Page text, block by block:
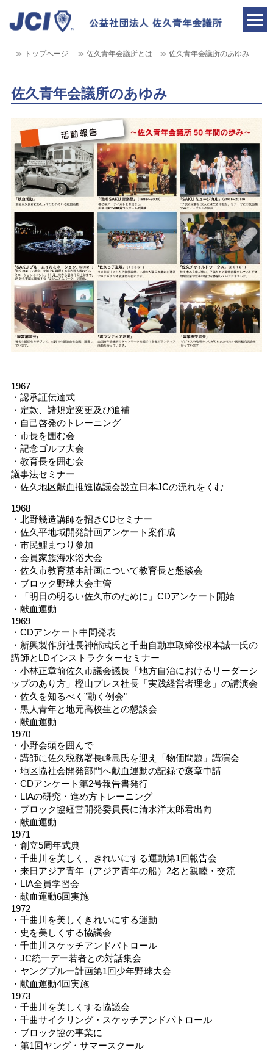
新着情報
情報公開
入会のご案内
お問合せ
トップページ 佐久青年会議所とは 佐久青年会議所のあゆみ
佐久青年会議所のあゆみ
1967
・認承証伝達式
・定款、諸規定変更及び追補
・自己啓発のトレーニング
・市長を囲む会
・記念ゴルフ大会
・教育長を囲む会
議事法セミナー
・佐久地区献血推進協議会設立日本JCの流れをくむ
1968
・北野幾造講師を招きCDセミナー
・佐久平地域開発計画アンケート案作成
・市民鯉まつり参加
・会員家族海水浴大会
・佐久市教育基本計画について教育長と懇談会
・ブロック野球大会主管
・「明日の明るい佐久市のために」CDアンケート開始
・献血運動
1969
・CDアンケート中間発表
・新興製作所社長神部武氏と千曲自動車取締役根本誠一氏の
講師とLDインストラクターセミナー
・小林正章前佐久市議会議長「地方自治におけるリーダーシ
ップのあり方」樫山プレス社長「実践経営者理念」の講演会
・佐久を知るべく”動く例会”
・黒人青年と地元高校生との懇談会
・献血運動
1970
・小野会頭を囲んで
・講師に佐久税務署長峰島氏を迎え「物価問題」講演会
・地区協社会開発部門へ献血運動の記録で褒章申請
・CDアンケート第2号報告書発行
・LIAの研究・進め方トレーニング
・ブロック協経営開発委員長に清水洋太郎君出向
・献血運動
1971
・創立5周年式典
・千曲川を美しく、きれいにする運動第1回報告会
・来日アジア青年（アジア青年の船）2名と親睦・交流
・LIA全員学習会
・献血運動6回実施
1972
・千曲川を美しくきれいにする運動
・史を美しくする協議会
・千曲川スケッチアンドパトロール
・JC統一デー若者との対話集会
・ヤングブルー計画第1回少年野球大会
・献血運動4回実施
1973
・千曲川を美しくする協議会
・千曲サイクリング・スケッチアンドパトロール
・ブロック協の事業に
・第1回ヤング・サマースクール